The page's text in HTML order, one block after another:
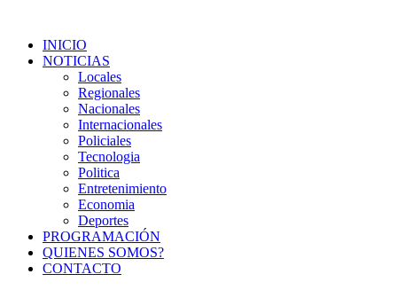
INICIO
NOTICIAS
Locales
Regionales
Nacionales
Internacionales
Policiales
Tecnologia
Politica
Entretenimiento
Economia
Deportes
PROGRAMACIÓN
QUIENES SOMOS?
CONTACTO